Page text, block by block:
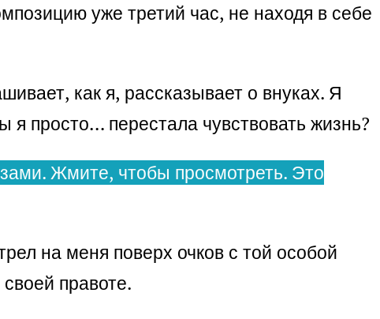
уже третий час, не находя в себе
как я, рассказывает о внуках. Я
я просто… перестала чувствовать жизнь?
Жмите, чтобы просмотреть. Это
на меня поверх очков с той особой
правоте.